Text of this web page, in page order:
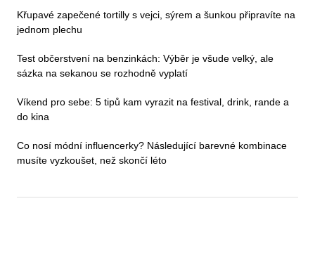
Křupavé zapečené tortilly s vejci, sýrem a šunkou připravíte na
jednom plechu
Test občerstvení na benzinkách: Výběr je všude velký, ale
sázka na sekanou se rozhodně vyplatí
Víkend pro sebe: 5 tipů kam vyrazit na festival, drink, rande a
do kina
Co nosí módní influencerky? Následující barevné kombinace
musíte vyzkoušet, než skončí léto